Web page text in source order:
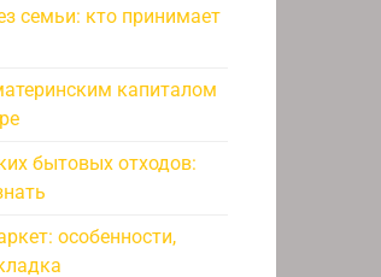
семьи: кто принимает
капиталом
бытовых отходов:
особенности,